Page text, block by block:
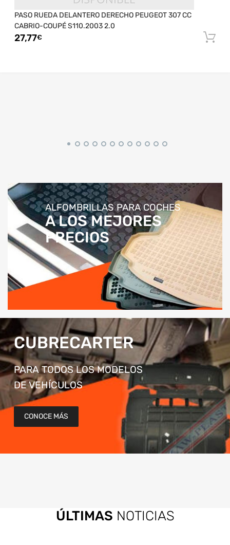
PASO RUEDA DELANTERO DERECHO PEUGEOT 307 CC
CABRIO-COUPÉ S110.2003 2.0
27,77€
ALFOMBRILLAS PARA COCHES
A LOS MEJORES
PRECIOS
CUBRECARTER
PARA TODOS LOS MODELOS
DE VEHÍCULOS
CONOCE MÁS
ÚLTIMAS NOTICIAS